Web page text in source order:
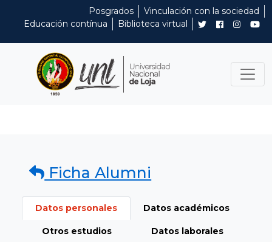
Posgrados
Vinculación con la sociedad
Educación contínua
Biblioteca virtual
Ficha Alumni
Datos personales Datos académicos
Otros estudios Datos laborales